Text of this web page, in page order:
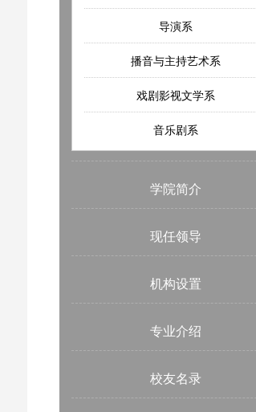
导演系
播音与主持艺术系
戏剧影视文学系
音乐剧系
学院简介
现任领导
机构设置
专业介绍
校友名录